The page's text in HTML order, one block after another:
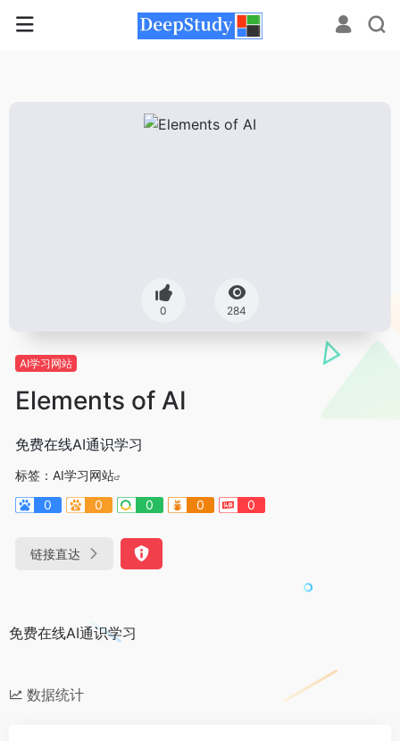
0 284
AI学习网站
Elements of AI
免费在线AI通识学习
标签： AI学习网站
0
0 0 0 0
链接直达
免费在线AI通识学习
数据统计